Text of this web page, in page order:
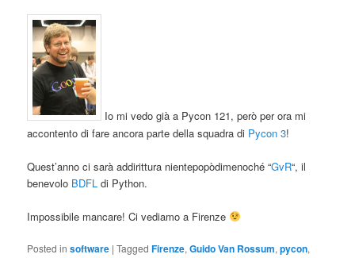
Io mi vedo già a Pycon 121, però per ora mi
accontento di fare ancora parte della squadra di Pycon 3!
Quest’anno ci sarà addirittura nientepopòdimenoché “GvR“, il
benevolo BDFL di Python.
Impossibile mancare! Ci vediamo a Firenze
Posted in software |Tagged Firenze,Guido Van Rossum,pycon,